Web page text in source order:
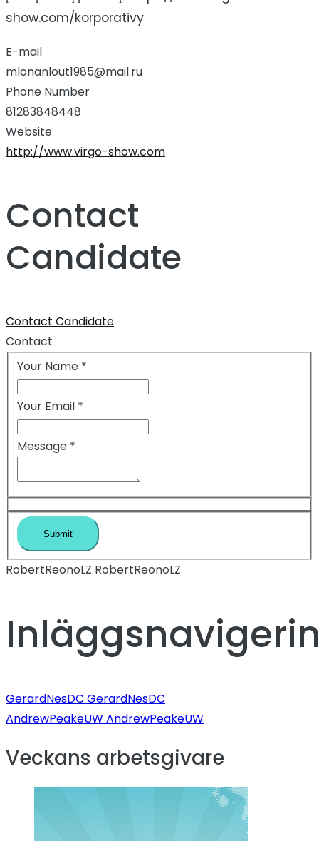
show.com/korporativy
E-mail
mlonanlout1985@mail.ru
Phone Number
81283848448
Website
http://www.virgo-show.com
Contact
Candidate
Contact Candidate
Contact
Your Name *
Your Email *
Message *
RobertReonoLZ RobertReonoLZ
GerardNesDC GerardNesDC
AndrewPeakeUW AndrewPeakeUW
Veckans arbetsgivare